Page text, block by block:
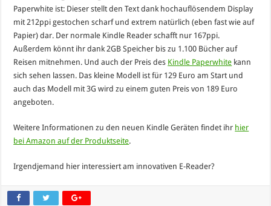
Paperwhite ist: Dieser stellt den Text dank hochauflösendem Display
mit 212ppi gestochen scharf und extrem natürlich (eben fast wie auf
Papier) dar. Der normale Kindle Reader schafft nur 167ppi.
Außerdem könnt ihr dank 2GB Speicher bis zu 1.100 Bücher auf
Reisen mitnehmen. Und auch der Preis des Kindle Paperwhite kann
sich sehen lassen. Das kleine Modell ist für 129 Euro am Start und
auch das Modell mit 3G wird zu einem guten Preis von 189 Euro
angeboten.
Weitere Informationen zu den neuen Kindle Geräten findet ihr hier
bei Amazon auf der Produktseite.
Irgendjemand hier interessiert am innovativen E-Reader?